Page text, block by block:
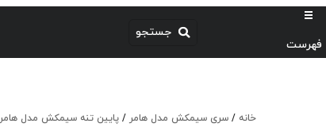
فهرست
خانه / سری سیمکش مدل هامر / پایین تنه سیمکش مدل هامر